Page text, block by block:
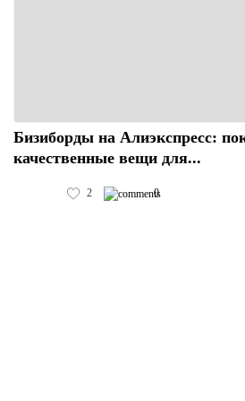
Бизиборды на Алиэкспресс:
качественные вещи для...
2 0